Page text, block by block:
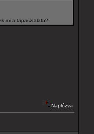
mi a tapasztalata?
Naplózva